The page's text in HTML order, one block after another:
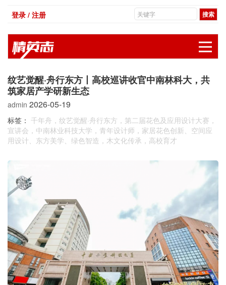
登录 / 注册
纹艺觉醒·舟行东方丨高校巡讲收官中南林科大，共
筑家居产学研新生态
admin 2026-05-19
标签： 千年舟，纹艺觉醒·舟行东方，第二届花色及应用设计大赛，
宣讲会，中南林业科技大学，青年设计师，家居花色创新、空间应
用设计、东方美学、绿色智造，木文化传承，高校育才